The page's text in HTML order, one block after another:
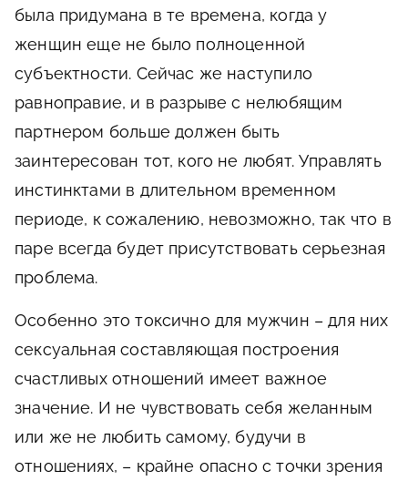
была придумана в те времена, когда у
женщин еще не было полноценной
субъектности. Сейчас же наступило
равноправие, и в разрыве с нелюбящим
партнером больше должен быть
заинтересован тот, кого не любят. Управлять
инстинктами в длительном временном
периоде, к сожалению, невозможно, так что в
паре всегда будет присутствовать серьезная
проблема.
Особенно это токсично для мужчин – для них
сексуальная составляющая построения
счастливых отношений имеет важное
значение. И не чувствовать себя желанным
или же не любить самому, будучи в
отношениях, – крайне опасно с точки зрения